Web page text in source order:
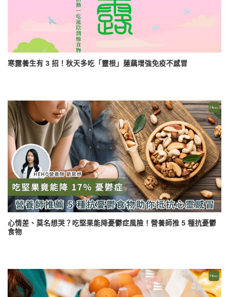
寒露養生有 3 招！秋天多吃「靈根」蓮藕增強免疫不感冒
心情差、莫名想哭？吃堅果能降憂鬱症風險！營養師推 5 種抗憂鬱
食物